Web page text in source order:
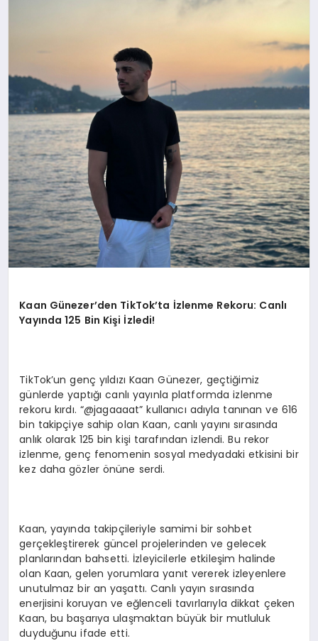
Kaan Günezer’den TikTok’ta İzlenme Rekoru: Canlı
Yayında 125 Bin Kişi İzledi!
TikTok’un genç yıldızı Kaan Günezer, geçtiğimiz
günlerde yaptığı canlı yayınla platformda izlenme
rekoru kırdı. “@jagaaaat” kullanıcı adıyla tanınan ve 616
bin takipçiye sahip olan Kaan, canlı yayını sırasında
anlık olarak 125 bin kişi tarafından izlendi. Bu rekor
izlenme, genç fenomenin sosyal medyadaki etkisini bir
kez daha gözler önüne serdi.
Kaan, yayında takipçileriyle samimi bir sohbet
gerçekleştirerek güncel projelerinden ve gelecek
planlarından bahsetti. İzleyicilerle etkileşim halinde
olan Kaan, gelen yorumlara yanıt vererek izleyenlere
unutulmaz bir an yaşattı. Canlı yayın sırasında
enerjisini koruyan ve eğlenceli tavırlarıyla dikkat çeken
Kaan, bu başarıya ulaşmaktan büyük bir mutluluk
duyduğunu ifade etti.